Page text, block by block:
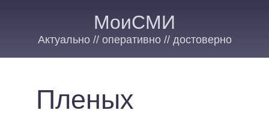
МоиСМИ
Актуально // оперативно // достоверно
Пленых